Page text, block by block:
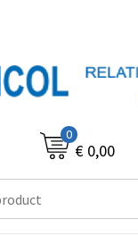
0
€ 0,00